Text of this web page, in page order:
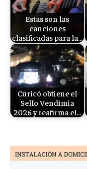
Estas son las
canciones
clasificadas para la…
Curicó obtiene el
Sello Vendimia
2026 y reafirma el…